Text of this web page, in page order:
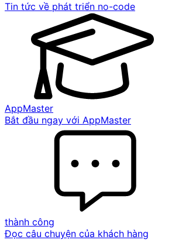
Tin tức về phát triển no-code
AppMaster
Bắt đầu ngay với AppMaster
thành công
Đọc câu chuyện của khách hàng